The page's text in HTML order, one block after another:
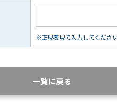
※正規表現で入力してくだ
一覧に戻る